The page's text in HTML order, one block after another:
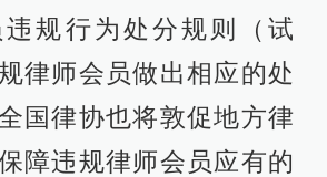
规行为处分规则（试
律师会员做出相应的处
国律协也将敦促地方律
障违规律师会员应有的